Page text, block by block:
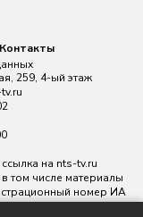
259, 4-ый этаж
на nts-tv.ru
том числе материалы
номер ИА
службой по